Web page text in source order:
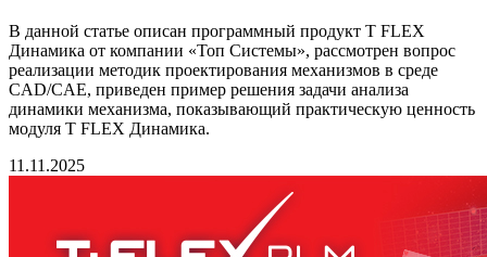
В данной статье описан программный продукт T FLEX
Динамика от компании «Топ Системы», рассмотрен вопрос
реализации методик проектирования механизмов в среде
CAD/CAE, приведен пример решения задачи анализа
динамики механизма, показывающий практическую ценность
модуля T FLEX Динамика.
11.11.2025